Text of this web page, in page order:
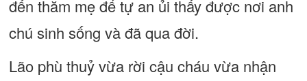
đến thăm mẹ để tự an ủi thấy được nơi anh
chú sinh sống và đã qua đời.
Lão phù thuỷ vừa rời cậu cháu vừa nhận